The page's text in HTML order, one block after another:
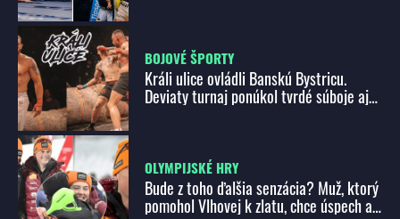
BOJOVÉ ŠPORTY
Králi ulice ovládli Banskú Bystricu.
Deviaty turnaj ponúkol tvrdé súboje aj
OLYMPIJSKÉ HRY
Bude z toho ďalšia senzácia? Muž, ktorý
pomohol Vlhovej k zlatu, chce úspech aj